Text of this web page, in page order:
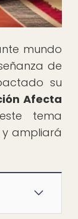
mundo
de
su
Afecta
tema
ampliará